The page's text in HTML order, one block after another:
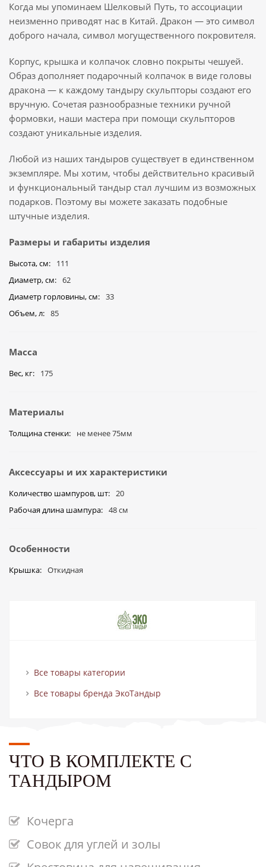
Когда мы упоминаем Шелковый Путь, то ассоциации
неизменно приводят нас в Китай. Дракон — это символ
доброго начала, символ могущественного покровителя.
Корпус, крышка и колпачок словно покрыты чешуей.
Образ дополняет подарочный колпачок в виде головы
дракона — к каждому тандыру скульпторы создают его
вручную. Сочетая разнообразные техники ручной
формовки, наши мастера при помощи скульпторов
создают уникальные изделия.
Любой из наших тандыров существует в единственном
экземпляре. Мы хотим, чтобы действительно красивый
и функциональный тандыр стал лучшим из возможных
подарков. Поэтому вы можете заказать подобные
штучные изделия.
Размеры и габариты изделия
Высота, см
111
Диаметр, см
62
Диаметр горловины, см
33
Объем, л
85
Масса
Вес, кг 175
Материалы
Толщина стенки не менее 75мм
Аксессуары и их характеристики
Количество шампуров, шт
20
Рабочая длина шампура
48 см
Особенности
Крышка Откидная
Все товары категории
Все товары бренда ЭкоТандыр
ЧТО В КОМПЛЕКТЕ С
ТАНДЫРОМ
Кочерга
Совок для углей и золы